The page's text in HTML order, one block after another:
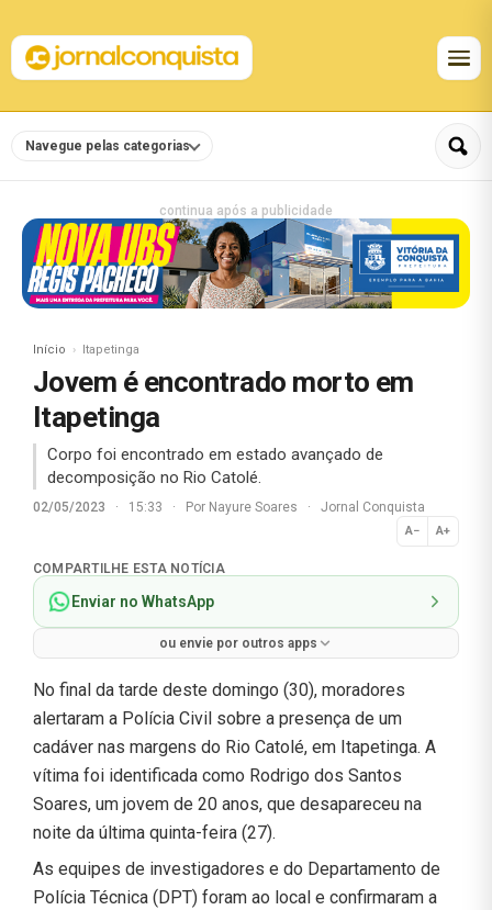
Navegue pelas categorias
continua após a publicidade
Início Itapetinga
Jovem é encontrado morto em
Itapetinga
Corpo foi encontrado em estado avançado de
decomposição no Rio Catolé.
02/05/2023 · 15:33 · Por Nayure Soares · Jornal Conquista
A− A+
Normal
COMPARTILHE ESTA NOTÍCIA
Enviar no WhatsApp
ou envie por outros apps
No final da tarde deste domingo (30), moradores
alertaram a Polícia Civil sobre a presença de um
cadáver nas margens do Rio Catolé, em Itapetinga. A
vítima foi identificada como Rodrigo dos Santos
Soares, um jovem de 20 anos, que desapareceu na
noite da última quinta-feira (27).
As equipes de investigadores e do Departamento de
Polícia Técnica (DPT) foram ao local e confirmaram a